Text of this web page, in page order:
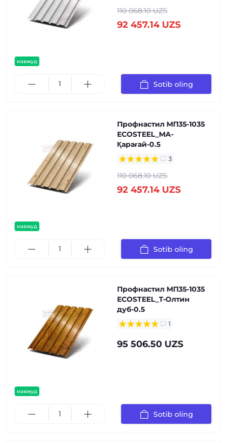
мавжуд
110 068.10 UZS
92 457.14 UZS
Sotib oling
мавжуд
Профнастил МП35-1035
ECOSTEEL_MA-
Қарағай-0.5
3
110 068.10 UZS
92 457.14 UZS
Sotib oling
мавжуд
Профнастил МП35-1035
ECOSTEEL_T-Олтин
дуб-0.5
1
95 506.50 UZS
Sotib oling